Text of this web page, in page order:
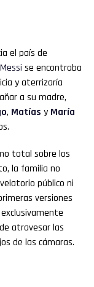
el país de
Messi se encontraba
y aterrizaría
a su madre,
, Matías y María
total sobre los
la familia no
público ni
versiones
atravesar las
de las cámaras.